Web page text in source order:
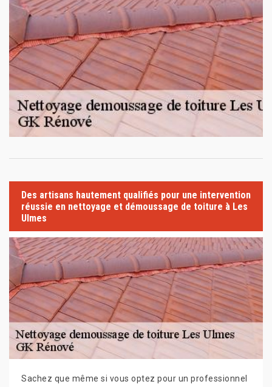
Des artisans hautement qualifiés pour une intervention
réussie en nettoyage et démoussage de toiture à Les
Ulmes
Sachez que même si vous optez pour un professionnel